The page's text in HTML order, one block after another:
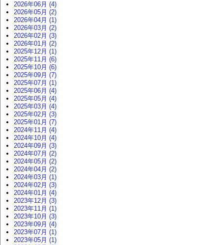
2026年06月 (4)
2026年05月 (2)
2026年04月 (1)
2026年03月 (2)
2026年02月 (3)
2026年01月 (2)
2025年12月 (1)
2025年11月 (6)
2025年10月 (6)
2025年09月 (7)
2025年07月 (1)
2025年06月 (4)
2025年05月 (4)
2025年03月 (4)
2025年02月 (3)
2025年01月 (7)
2024年11月 (4)
2024年10月 (4)
2024年09月 (3)
2024年07月 (2)
2024年05月 (2)
2024年04月 (2)
2024年03月 (1)
2024年02月 (3)
2024年01月 (4)
2023年12月 (3)
2023年11月 (1)
2023年10月 (3)
2023年09月 (4)
2023年07月 (1)
2023年05月 (1)